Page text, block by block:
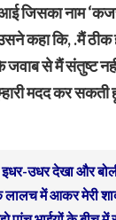
जिसका नाम
कहा कि, .मैं ठीक
से मैं संतुष्ट
मदद कर सकती
उधर देखा और
लालच में आकर मेरी